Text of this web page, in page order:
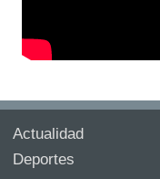
Actualidad
Deportes